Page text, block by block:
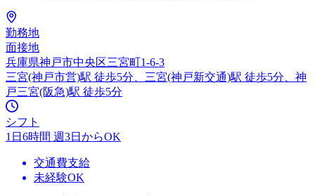
勤務地
面接地
兵庫県神戸市中央区三宮町1-6-3
三宮(神戸市営)駅 徒歩5分、三宮(神戸新交通)駅 徒歩5分、神
戸三宮(阪急)駅 徒歩5分
シフト
1日6時間 週3日からOK
交通費支給
未経験OK